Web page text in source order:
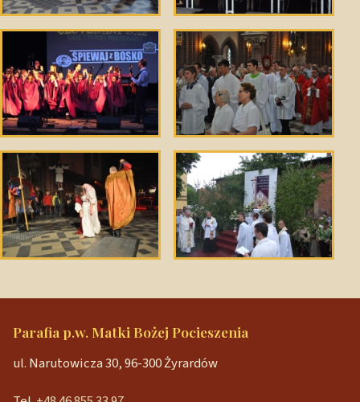
Parafia p.w. Matki Bożej Pocieszenia
ul. Narutowicza 30, 96-300 Żyrardów